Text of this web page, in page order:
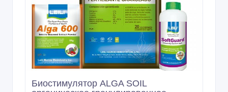
Биостимулятор ALGA SOIL